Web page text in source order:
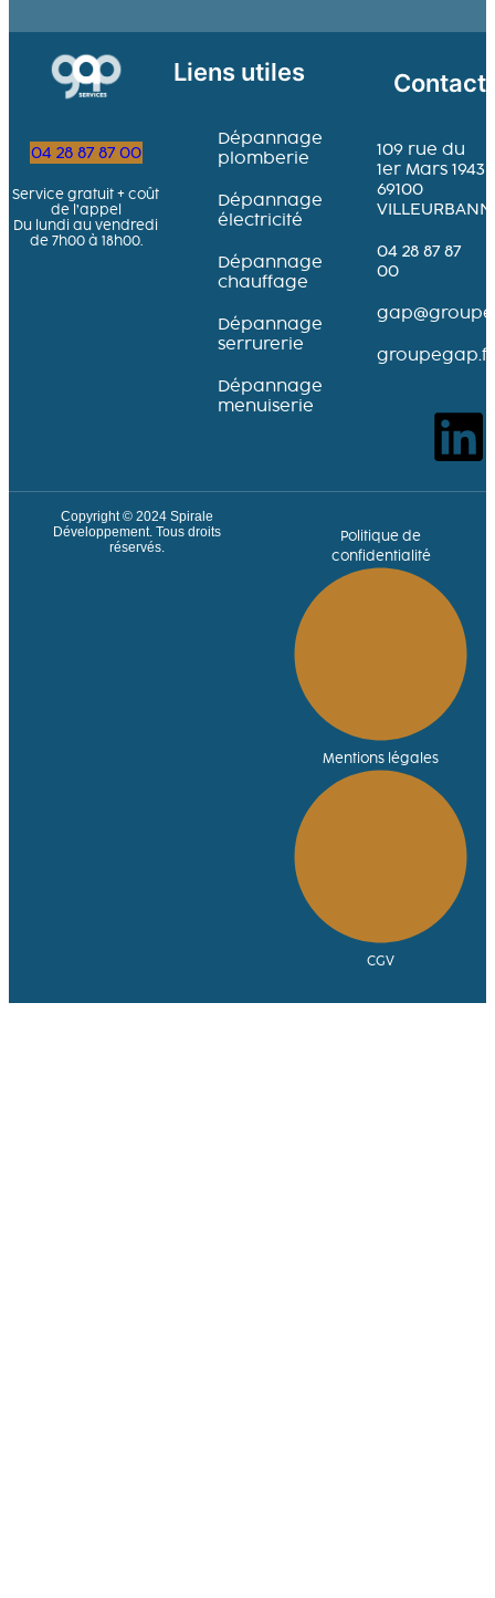
Liens utiles
Dépannage
plomberie
Dépannage
électricité
Dépannage
chauffage
Dépannage
serrurerie
Dépannage
menuiserie
04 28 87 87 00
Service gratuit + coût
de l’appel
Du lundi au vendredi
de 7h00 à 18h00.
Contact
109 rue du
1er Mars 1943
69100
04 28 87 87
00
groupegap.fr
Copyright © 2024 Spirale
Développement. Tous droits
réservés.
Politique de
confidentialité
Mentions légales
CGV